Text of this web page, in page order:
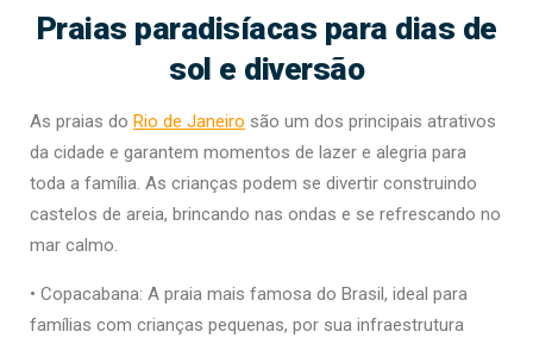
Praias paradisíacas para dias de
sol e diversão
As praias do Rio de Janeiro são um dos principais atrativos
da cidade e garantem momentos de lazer e alegria para
toda a família. As crianças podem se divertir construindo
castelos de areia, brincando nas ondas e se refrescando no
mar calmo.
• Copacabana: A praia mais famosa do Brasil, ideal para
famílias com crianças pequenas, por sua infraestrutura